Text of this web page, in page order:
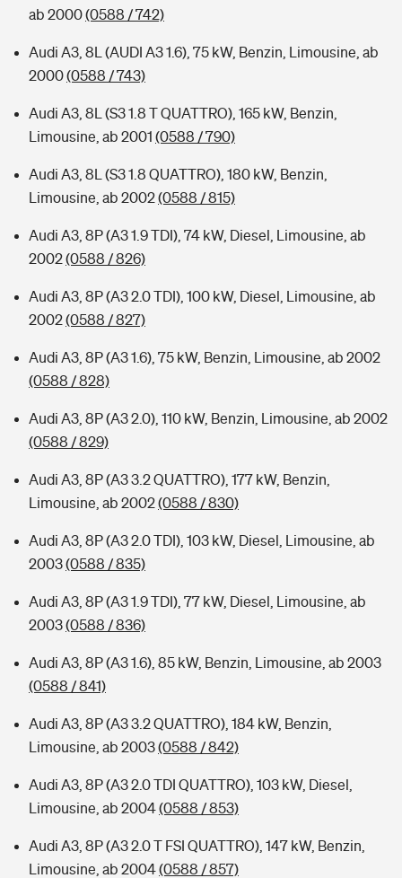
ab 2000(0588 / 742)
Audi A3, 8L (AUDI A3 1.6), 75 kW, Benzin, Limousine, ab
2000(0588 / 743)
Audi A3, 8L (S3 1.8 T QUATTRO), 165 kW, Benzin,
Limousine, ab 2001 (0588 / 790)
Audi A3, 8L (S3 1.8 QUATTRO), 180 kW, Benzin,
Limousine, ab 2002(0588 / 815)
Audi A3, 8P (A3 1.9 TDI), 74 kW, Diesel, Limousine, ab
2002(0588 / 826)
Audi A3, 8P (A3 2.0 TDI), 100 kW, Diesel, Limousine, ab
2002(0588 / 827)
Audi A3, 8P (A3 1.6), 75 kW, Benzin, Limousine, ab 2002
(0588 / 828)
Audi A3, 8P (A3 2.0), 110 kW, Benzin, Limousine, ab 2002
(0588 / 829)
Audi A3, 8P (A3 3.2 QUATTRO), 177 kW, Benzin,
Limousine, ab 2002(0588 / 830)
Audi A3, 8P (A3 2.0 TDI), 103 kW, Diesel, Limousine, ab
2003(0588 / 835)
Audi A3, 8P (A3 1.9 TDI), 77 kW, Diesel, Limousine, ab
2003(0588 / 836)
Audi A3, 8P (A3 1.6), 85 kW, Benzin, Limousine, ab 2003
(0588 / 841)
Audi A3, 8P (A3 3.2 QUATTRO), 184 kW, Benzin,
Limousine, ab 2003(0588 / 842)
Audi A3, 8P (A3 2.0 TDI QUATTRO), 103 kW, Diesel,
Limousine, ab 2004(0588 / 853)
Audi A3, 8P (A3 2.0 T FSI QUATTRO), 147 kW, Benzin,
Limousine, ab 2004(0588 / 857)